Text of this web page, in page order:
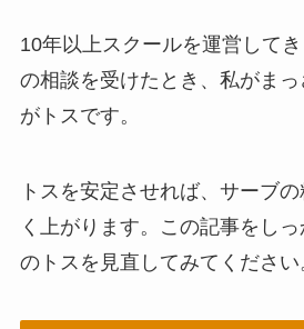
10年以上スクールを運営して
の相談を受けたとき、私がま
がトスです。
トスを安定させれば、サーブ
く上がります。この記事をし
のトスを見直してみてください